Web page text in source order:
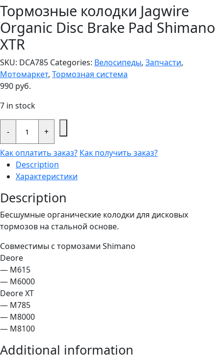
Тормозные колодки Jagwire
Organic Disc Brake Pad Shimano
XTR
SKU: DCA785 Categories: Велосипеды, Запчасти,
Мотомаркет, Тормозная система
990 руб.
7 in stock
-
Тормозные
колодки
Organic
Disc
Brake
Pad
Shimano
quantity
+
Как оплатить заказ? Как получить заказ?
Description
Характеристики
Description
Бесшумные органические колодки для дисковых
тормозов на стальной основе.
Совместимы с тормозами Shimano
Deore
— M615
— M6000
Deore XT
— M785
— M8000
— M8100
Additional information